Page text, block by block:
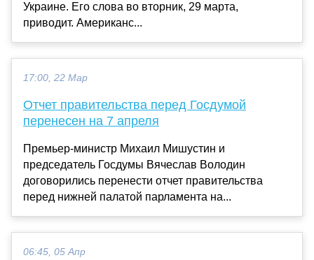
Украине. Его слова во вторник, 29 марта,
приводит. Американс...
17:00, 22 Мар
Отчет правительства перед Госдумой
перенесен на 7 апреля
Премьер-министр Михаил Мишустин и
председатель Госдумы Вячеслав Володин
договорились перенести отчет правительства
перед нижней палатой парламента на...
06:45, 05 Апр